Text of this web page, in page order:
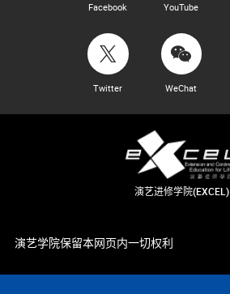
Facebook YouTube
Twitter WeChat
演艺进修学院(EXCEL)
演艺学院保留本网页内一切权利